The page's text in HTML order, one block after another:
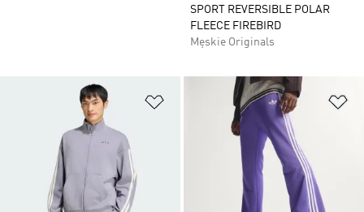
SPORT REVERSIBLE POLAR
FLEECE FIREBIRD
Męskie Originals
Dodaj do listy życzeń